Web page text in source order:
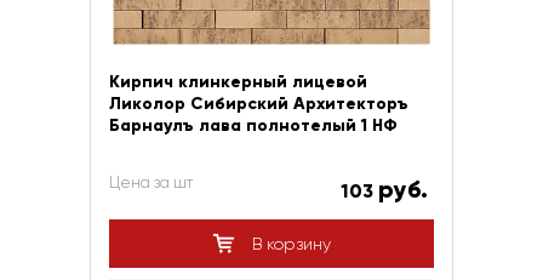
Кирпич клинкерный лицевой
Ликолор Сибирский Архитекторъ
Барнаулъ лава полнотелый 1 НФ
Цена за шт 103 руб.
В корзину